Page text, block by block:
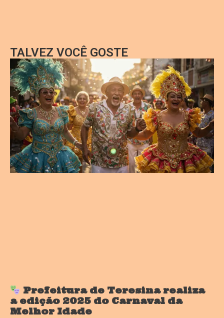
TALVEZ VOCÊ GOSTE
Prefeitura de Teresina realiza
a edição 2025 do Carnaval da
Melhor Idade